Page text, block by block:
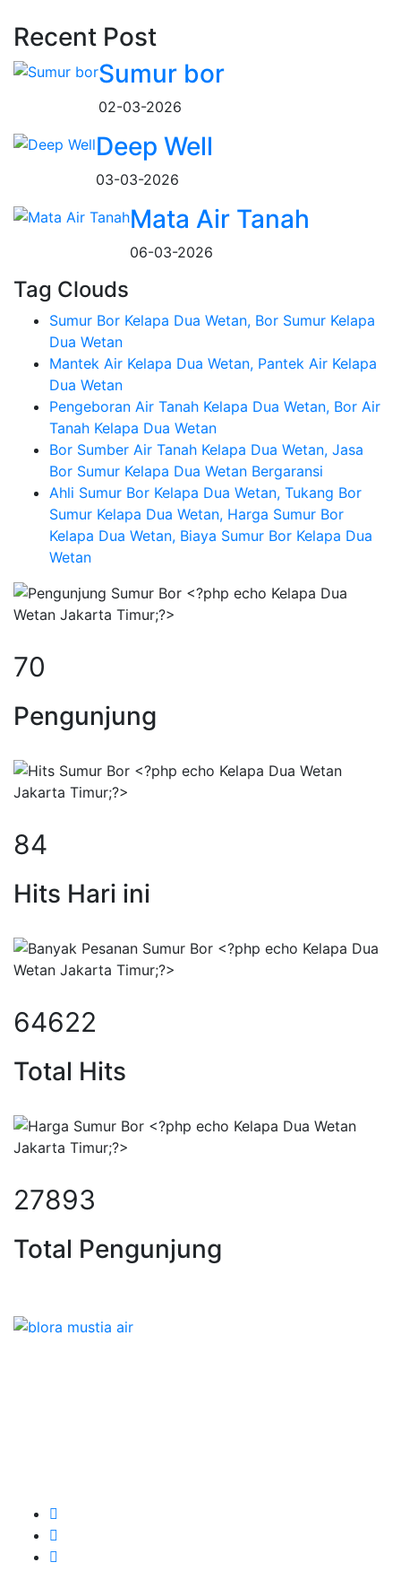
Recent Post
Sumur bor
02-03-2026
Deep Well
03-03-2026
Mata Air Tanah
06-03-2026
Tag Clouds
Sumur Bor Kelapa Dua Wetan, Bor Sumur Kelapa
Dua Wetan
Mantek Air Kelapa Dua Wetan, Pantek Air Kelapa
Dua Wetan
Pengeboran Air Tanah Kelapa Dua Wetan, Bor Air
Tanah Kelapa Dua Wetan
Bor Sumber Air Tanah Kelapa Dua Wetan, Jasa
Bor Sumur Kelapa Dua Wetan Bergaransi
Ahli Sumur Bor Kelapa Dua Wetan, Tukang Bor
Sumur Kelapa Dua Wetan, Harga Sumur Bor
Kelapa Dua Wetan, Biaya Sumur Bor Kelapa Dua
Wetan
92
Pengunjung
112
Hits Hari ini
85375
Total Hits
37392
Total Pengunjung